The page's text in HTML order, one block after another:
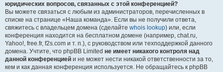
юридических вопросов, связанных с этой конференцией?
Вы можете связаться с любым из администраторов, перечисленных в
списке на странице «Наша команда». Если вы не получили ответа,
свяжитесь с владельцем домена (сделайте whois lookup) или, если
конференция находится на бесплатном домене (например, chat.ru,
Yahoo!, free.fr, f2s.com и т. п.), с руководством или техподдержкой данного
домена. Учтите, что phpBB Limited не имеет никакого контроля над
данной конференцией и не может нести никакой ответственности за то,
кем и как данная конференция используется. Не обращайтесь к phpBB